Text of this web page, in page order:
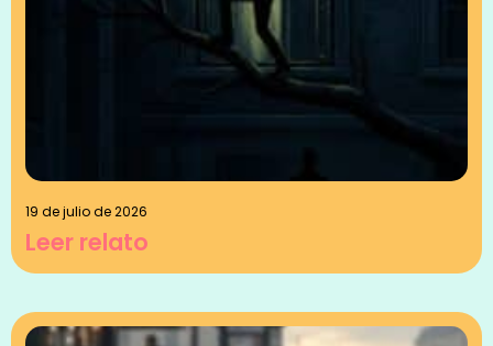
19 de julio de 2026
Leer relato